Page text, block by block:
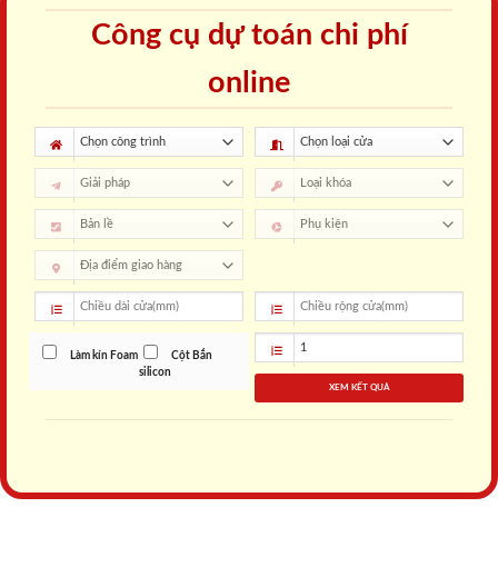
Công cụ dự toán chi phí
online
Làm kín Foam
Cột Bắn
silicon
XEM KẾT QUẢ